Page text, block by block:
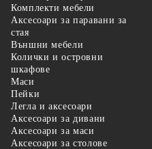
Комплекти мебели
Аксесоари за паравани за
стая
Външни мебели
Колички и островни
шкафове
Маси
Пейки
Легла и аксесоари
Аксесоари за дивани
Аксесоари за маси
Аксесоари за столове